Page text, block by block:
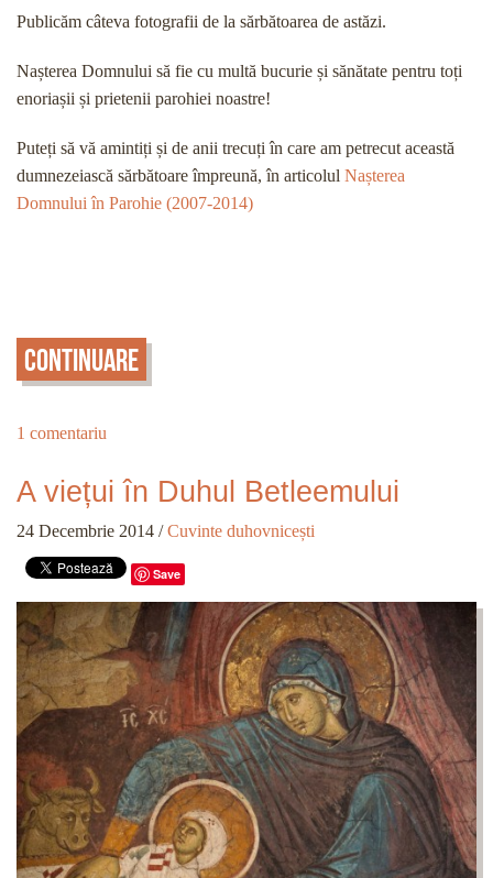
Publicăm câteva fotografii de la sărbătoarea de astăzi.
Nașterea Domnului să fie cu multă bucurie și sănătate pentru toți
enoriașii și prietenii parohiei noastre!
Puteți să vă amintiți și de anii trecuți în care am petrecut această
dumnezeiască sărbătoare împreună, în articolul Nașterea
Domnului în Parohie (2007-2014)
Continuare
1 comentariu
A viețui în Duhul Betleemului
24 Decembrie 2014 /Cuvinte duhovnicești
Save